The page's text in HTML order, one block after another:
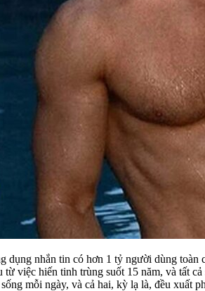
dụng nhắn tin có hơn 1 tỷ người dùng
việc hiến tinh trùng suốt 15 năm, và tất
mỗi ngày, và cả hai, kỳ lạ là, đều